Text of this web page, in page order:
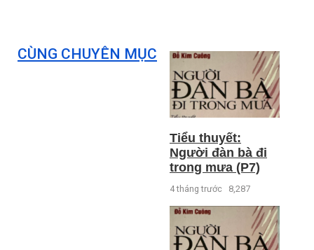
CÙNG CHUYÊN MỤC
Tiểu thuyết:
Người đàn bà đi
trong mưa (P7)
4 tháng trước 8,287